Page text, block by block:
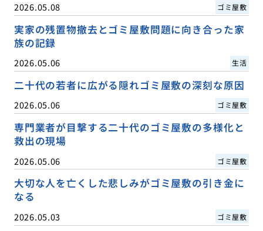
2026.05.08 ゴミ屋敷
実家の残置物撤去とゴミ屋敷問題に向き合った家
族の記録
2026.05.06 生活
二十代の若者に広がる隠れゴミ屋敷の深刻な原因
2026.05.06 ゴミ屋敷
専門業者が目撃する二十代のゴミ屋敷の多様化と
救出の現場
2026.05.06 ゴミ屋敷
大切な人を亡くした悲しみがゴミ屋敷の引き金に
なる
2026.05.03 ゴミ屋敷